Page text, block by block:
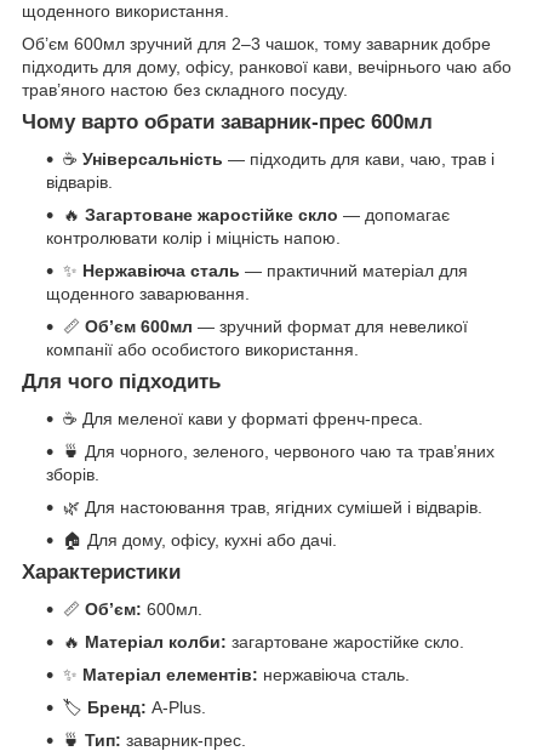
щоденного використання.
Об’єм 600мл зручний для 2–3 чашок, тому заварник добре
підходить для дому, офісу, ранкової кави, вечірнього чаю або
трав’яного настою без складного посуду.
Чому варто обрати заварник-прес 600мл
☕ Універсальність — підходить для кави, чаю, трав і
відварів.
🔥 Загартоване жаростійке скло — допомагає
контролювати колір і міцність напою.
✨ Нержавіюча сталь — практичний матеріал для
щоденного заварювання.
📏 Об’єм 600мл — зручний формат для невеликої
компанії або особистого використання.
Для чого підходить
☕ Для меленої кави у форматі френч-преса.
🍵 Для чорного, зеленого, червоного чаю та трав’яних
зборів.
🌿 Для настоювання трав, ягідних сумішей і відварів.
🏠 Для дому, офісу, кухні або дачі.
Характеристики
📏 Об’єм: 600мл.
🔥 Матеріал колби: загартоване жаростійке скло.
✨ Матеріал елементів: нержавіюча сталь.
🏷️ Бренд: A-Plus.
🍵 Тип: заварник-прес.